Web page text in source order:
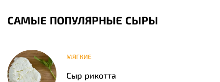
САМЫЕ ПОПУЛЯРНЫЕ СЫРЫ
МЯГКИЕ
Сыр рикотта